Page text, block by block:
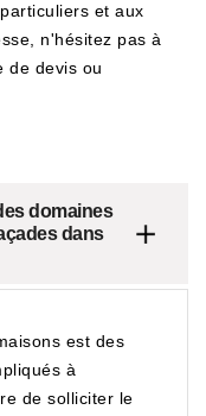
et aux
n'hésitez pas à
de devis ou
domaines
dans
est des
à
de solliciter le